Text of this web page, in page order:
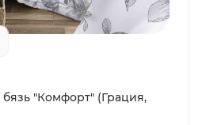
"Комфорт" (Грация,